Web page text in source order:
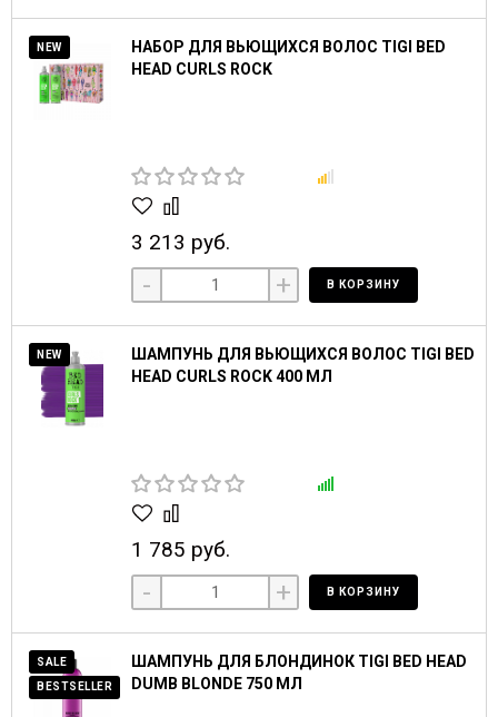
NEW
НАБОР ДЛЯ ВЬЮЩИХСЯ ВОЛОС TIGI BED
HEAD CURLS ROCK
3 213 руб.
- + В КОРЗИНУ
NEW
ШАМПУНЬ ДЛЯ ВЬЮЩИХСЯ ВОЛОС TIGI BED
HEAD CURLS ROCK 400 МЛ
1 785 руб.
- + В КОРЗИНУ
SALE
BESTSELLER
ШАМПУНЬ ДЛЯ БЛОНДИНОК TIGI BED HEAD
DUMB BLONDE 750 МЛ